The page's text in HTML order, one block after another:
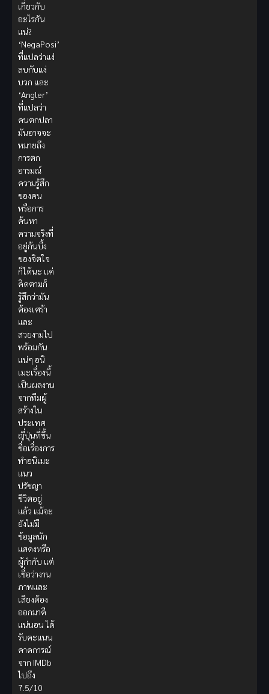
เกี่ยวกับ
อะไรกัน
แน่?
‘NegaPosi’
ที่แปลว่าแง่
ลบกับแง่
บวก และ
‘Angler’
ที่แปลว่า
คนตกปลา
มันอาจจะ
หมายถึง
การตก
อารมณ์
ความรู้สึก
ของคน
หรือการ
ค้นหา
ความจริงที่
อยู่ก้นบึ้ง
ของจิตใจ
ก็ได้นะ แค่
คิดตามก็
รู้สึกว่ามัน
ต้องเศร้า
และ
สวยงามไป
พร้อมกัน
แน่ๆ อนิ
เมะเรื่องนี้
เป็นผลงาน
จากทีมผู้
สร้างใน
ประเทศ
ญี่ปุ่นที่ขึ้น
ชื่อเรื่องการ
ทำอนิเมะ
แนว
ปรัชญา
ชีวิตอยู่
แล้ว แม้จะ
ยังไม่มี
ข้อมูลนัก
แสดงหรือ
ผู้กำกับ แต่
เชื่อว่างาน
ภาพและ
เสียงต้อง
ออกมาดี
แน่นอน ได้
รับคะแนน
คาดการณ์
จาก IMDb
ไปถึง
7.5/10